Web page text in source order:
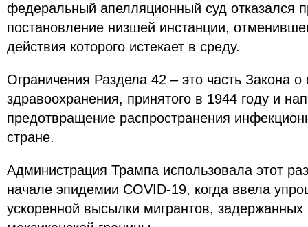
федеральный апелляционный суд отказался
постановление низшей инстанции,
действия которого истекает в среду.
Ограничения Раздела 42 – это часть Закона
здравоохранения, принятого в 1944 году и
предотвращение распространения
стране.
Администрация Трампа использовала этот
начале эпидемии COVID-19, когда ввела
ускоренной высылки мигрантов,